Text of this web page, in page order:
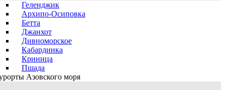
Геленджик
Архипо-Осиповка
Бетта
Джанхот
Дивноморское
Кабардинка
Криница
Пшада
Азовского моря